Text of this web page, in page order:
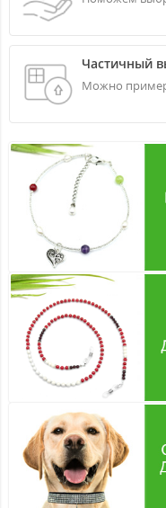
Частичный
Можно